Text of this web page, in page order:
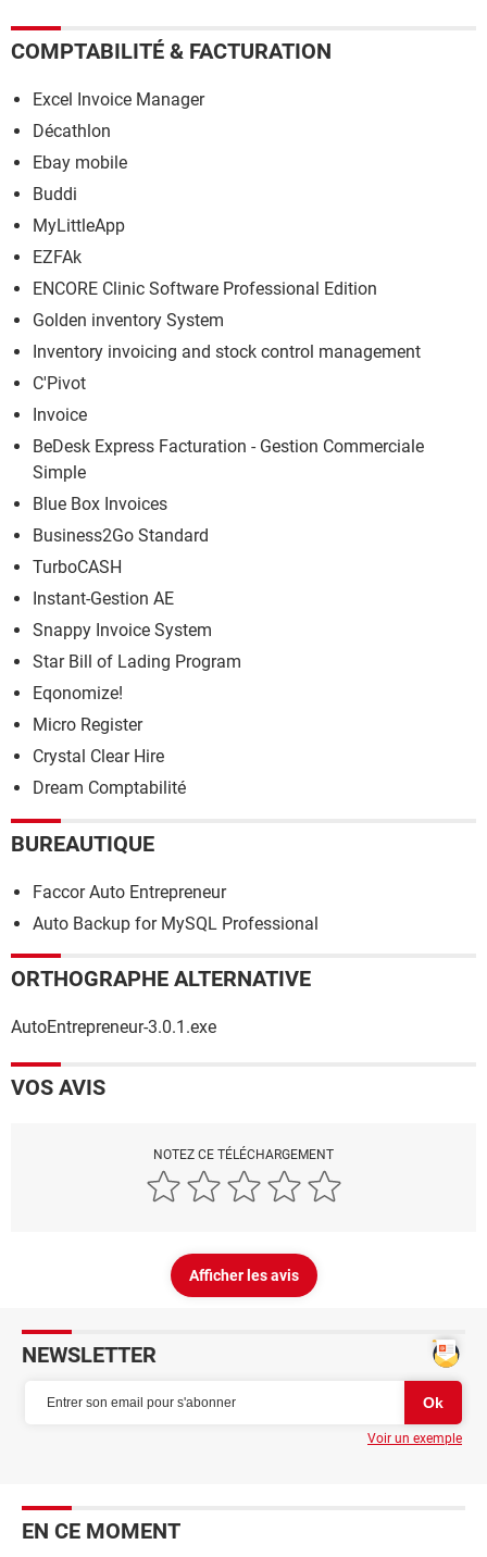
COMPTABILITÉ & FACTURATION
Excel Invoice Manager
Décathlon
Ebay mobile
Buddi
MyLittleApp
EZFAk
ENCORE Clinic Software Professional Edition
Golden inventory System
Inventory invoicing and stock control management
C'Pivot
Invoice
BeDesk Express Facturation - Gestion Commerciale
Simple
Blue Box Invoices
Business2Go Standard
TurboCASH
Instant-Gestion AE
Snappy Invoice System
Star Bill of Lading Program
Eqonomize!
Micro Register
Crystal Clear Hire
Dream Comptabilité
BUREAUTIQUE
Faccor Auto Entrepreneur
Auto Backup for MySQL Professional
ORTHOGRAPHE ALTERNATIVE
AutoEntrepreneur-3.0.1.exe
VOS AVIS
NOTEZ CE TÉLÉCHARGEMENT
Afficher les avis
NEWSLETTER
Voir un exemple
EN CE MOMENT